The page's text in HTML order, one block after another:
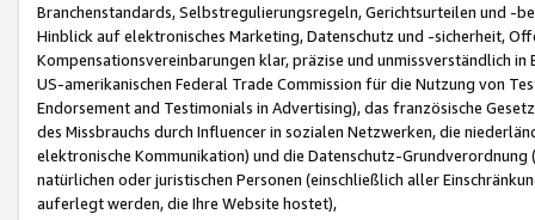
Branchenstandards, Selbstregulierungsregeln, Gerichtsurteilen und -
Hinblick auf elektronisches Marketing, Datenschutz und -sicherheit,
Kompensationsvereinbarungen klar, präzise und unmissverständlich
US-amerikanischen Federal Trade Commission für die Nutzung von
Endorsement and Testimonials in Advertising), das französische
des Missbrauchs durch Influencer in sozialen Netzwerken, die
elektronische Kommunikation) und die Datenschutz-
natürlichen oder juristischen Personen (einschließlich aller
auferlegt werden, die Ihre Website hostet),